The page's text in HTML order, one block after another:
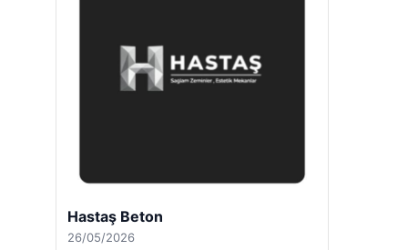
Hastaş Beton
26/05/2026